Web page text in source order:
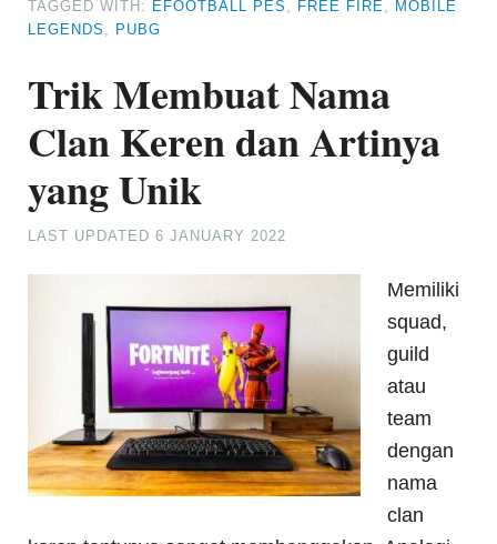
TAGGED WITH: EFOOTBALL PES FREE FIRE
MOBILE
LEGENDS
PUBG
Trik Membuat Nama
Clan Keren dan Artinya
yang Unik
LAST UPDATED6 JANUARY 2022
Memiliki
squad,
guild
atau
team
dengan
nama
clan